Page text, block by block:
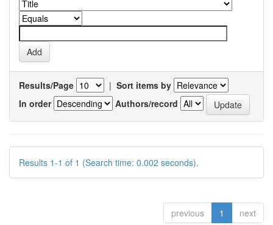
Results/Page | Sort items by
In order
Authors/record
Results 1-1 of 1 (Search time: 0.002 seconds).
previous 1 next